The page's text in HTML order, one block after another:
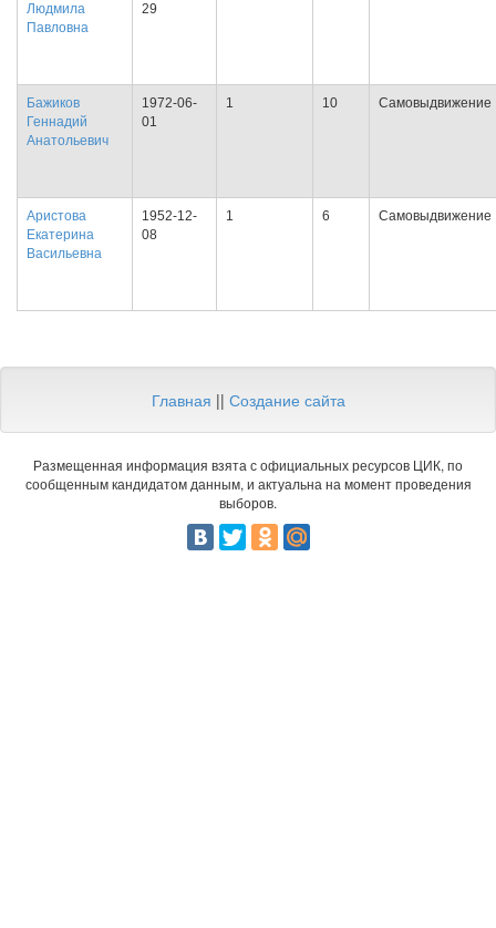
Людмила
Павловна
29
Бажиков
Геннадий
Анатольевич
1972-06-
01
1 10 Самовыдвижение
Аристова
Екатерина
Васильевна
1952-12-
08
1 6 Самовыдвижение
Главная || Создание сайта
Размещенная информация взята с официальных ресурсов ЦИК, по
сообщенным кандидатом данным, и актуальна на момент проведения
выборов.